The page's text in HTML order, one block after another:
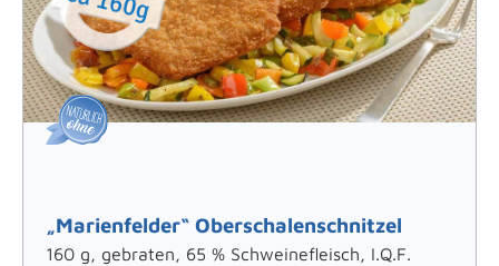
„Marienfelder“ Oberschalenschnitzel
160 g, gebraten, 65 % Schweinefleisch, I.Q.F.